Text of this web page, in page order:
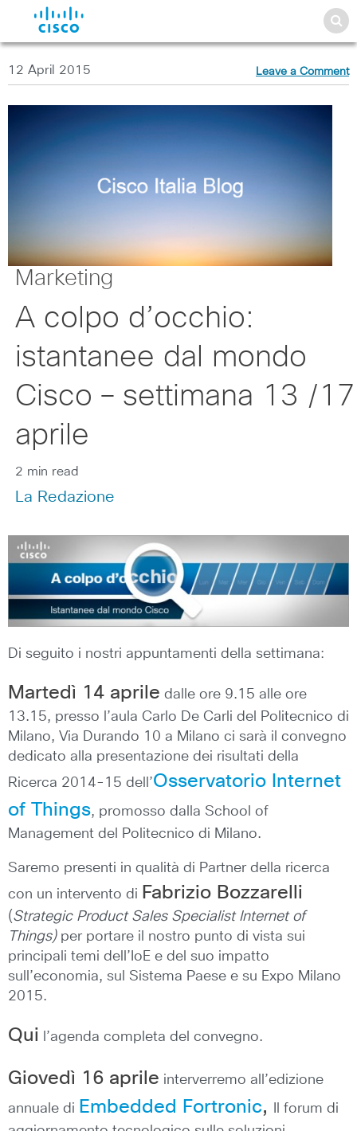
12 April 2015 Leave a Comment
Marketing
A colpo d’occhio:
istantanee dal mondo
Cisco – settimana 13 /17
aprile
2 min read
La Redazione
Di seguito i nostri appuntamenti della settimana:
Martedì 14 aprile dalle ore 9.15 alle ore
13.15, presso l’aula Carlo De Carli del Politecnico di
Milano, Via Durando 10 a Milano ci sarà il convegno
dedicato alla presentazione dei risultati della
Ricerca 2014-15 dell’Osservatorio Internet
of Things, promosso dalla School of
Management del Politecnico di Milano.
Saremo presenti in qualità di Partner della ricerca
con un intervento di Fabrizio Bozzarelli
(Strategic Product Sales Specialist Internet of
Things)per portare il nostro punto di vista sui
principali temi dell’IoE e del suo impatto
sull’economia, sul Sistema Paese e su Expo Milano
2015.
Qui l’agenda completa del convegno.
Giovedì 16 aprile interverremo all’edizione
annuale di Embedded Fortronic,
Il forum di